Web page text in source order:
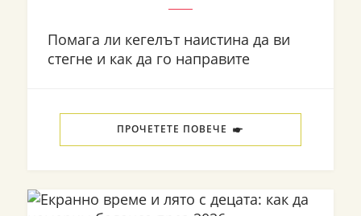
Помага ли кегелът наистина да ви
стегне и как да го направите
ПРОЧЕТЕТЕ ПОВЕЧЕ